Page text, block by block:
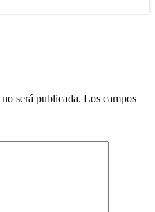
será publicada. Los campos